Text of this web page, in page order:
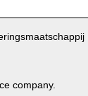
company.